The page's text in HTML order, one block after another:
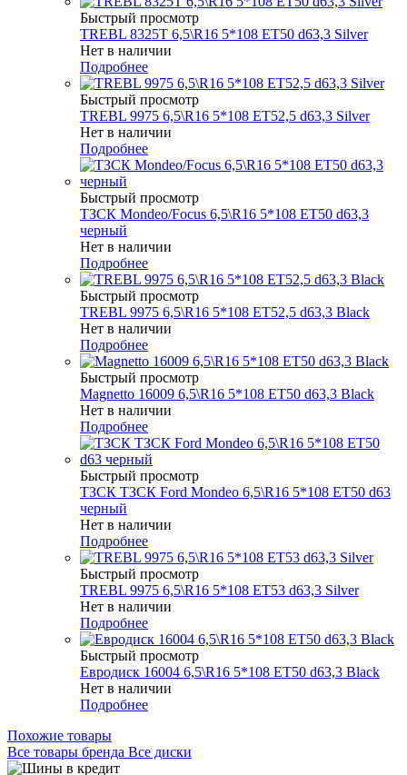
Быстрый просмотр
TREBL 8325T 6,5\R16 5*108 ET50 d63,3 Silver
Нет в наличии
Подробнее
Быстрый просмотр
TREBL 9975 6,5\R16 5*108 ET52,5 d63,3 Silver
Нет в наличии
Подробнее
Быстрый просмотр
ТЗСК Mondeo/Focus 6,5\R16 5*108 ET50 d63,3
черный
Нет в наличии
Подробнее
Быстрый просмотр
TREBL 9975 6,5\R16 5*108 ET52,5 d63,3 Black
Нет в наличии
Подробнее
Быстрый просмотр
Magnetto 16009 6,5\R16 5*108 ET50 d63,3 Black
Нет в наличии
Подробнее
Быстрый просмотр
ТЗСК ТЗСК Ford Mondeo 6,5\R16 5*108 ET50 d63
черный
Нет в наличии
Подробнее
Быстрый просмотр
TREBL 9975 6,5\R16 5*108 ET53 d63,3 Silver
Нет в наличии
Подробнее
Быстрый просмотр
Евродиск 16004 6,5\R16 5*108 ET50 d63,3 Black
Нет в наличии
Подробнее
Похожие товары
Все товары бренда Все диски